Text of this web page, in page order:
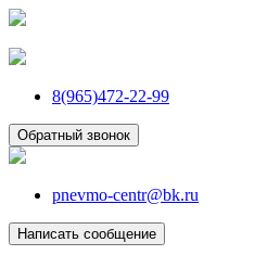
8(965)472-22-99
Обратный звонок
pnevmo-centr@bk.ru
Написать сообщение